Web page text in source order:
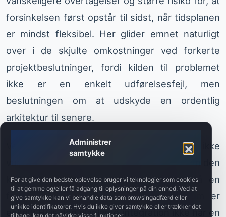
Administrer
samtykke
For at give den bedste oplevelse bruger vi teknologier som cookies
til at gemme og/eller få adgang til oplysninger på din enhed. Ved at
give samtykke kan vi behandle data som browsingadfærd eller
unikke identifikatorer. Hvis du ikke giver samtykke eller trækker det
forsinkelsen først opstår til sidst, når tidsplanen
er mindst fleksibel. Her glider emnet naturligt
over i de skjulte omkostninger ved forkerte
projektbeslutninger, fordi kilden til problemet
ikke er en enkelt udførelsesfejl, men
beslutningen om at udskyde en ordentlig
arkitektur til senere.
Ved implementering bør løsningen derfor ikke
vurderes ud fra, om den “virker nu”, men om den
kan vedligeholdes og ændres sikkert på en
forudsigelig måde. Det praktiske kriterium er
enkelt: Hvis den planlagte integration ikke har en